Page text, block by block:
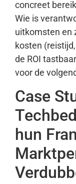
concreet
Wie is
uitkomsten en
kosten
de ROI
voor de
Case
hun